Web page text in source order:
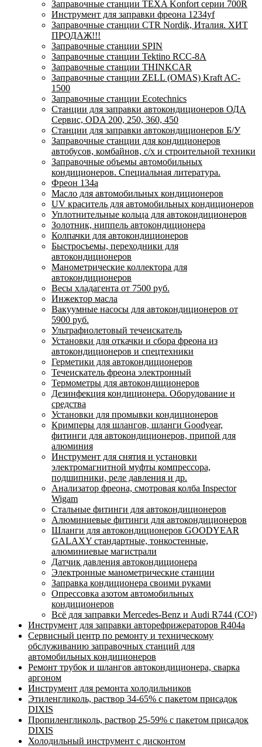
Заправочные станции TEXA Konfort серии 700R
Инструмент для заправки фреона 1234yf
Заправочные станции CTR Nordik, Италия. ХИТ
ПРОДАЖ!!!
Заправочные станции SPIN
Заправочные станции Tektino RCC-8A
Заправочные станции THINKCAR
Заправочные станции ZELL (OMAS) Kraft AC-
1500
Заправочные станции Ecotechnics
Станции для заправки автокондиционеров ОДА
Сервис, ODA 200, 250, 360, 450
Станции для заправки автокондиционеров Б/У
Заправочные станции для кондиционеров
автобусов, комбайнов, с/х и строительной техники
Заправочные объемы автомобильных
кондиционеров. Специальная литература.
Фреон 134a
Масло для автомобильных кондиционеров
UV краситель для автомобильных кондиционеров
Уплотнительные кольца для автокондиционеров
Золотник, ниппель автокондиционера
Колпачки для автокондиционеров
Быстросъемы, переходники для
автокондиционеров
Манометрические коллектора для
автокондиционеров
Весы хладагента от 7500 руб.
Инжектор масла
Вакуумные насосы для автокондиционеров от
5900 руб.
Ультрафиолетовый течеискатель
Установки для откачки и сбора фреона из
автокондиционеров и спецтехники
Герметики для автокондиционеров
Течеискатель фреона электронный
Термометры для автокондиционеров
Дезинфекция кондиционера. Оборудование и
средства
Установки для промывки кондиционеров
Кримперы для шлангов, шланги Goodyear,
фитинги для автокондиционеров, припой для
алюминия
Инструмент для снятия и установки
электромагнитной муфты компрессора,
подшипники, реле давления и др.
Анализатор фреона, смотровая колба Inspector
Wigam
Стальные фитинги для автокондиционеров
Алюминиевые фитинги для автокондиционеров
Шланги для автокондиционеров GOODYEAR
GALAXY стандартные, тонкостенные,
алюминиевые магистрали
Датчик давления автокондиционера
Электронные манометрические станции
Заправка кондиционера своими руками
Опрессовка азотом автомобильных
кондиционеров
Всё для заправки Mercedes-Benz и Audi R744 (CO²)
Инструмент для заправки авторефрижераторов R404a
Сервисный центр по ремонту и техническому
обслуживанию заправочных станций для
автомобильных кондиционеров
Ремонт трубок и шлангов автокондиционера, сварка
аргоном
Инструмент для ремонта холодильников
Этиленгликоль, раствор 34-65% с пакетом присадок
DIXIS
Пропиленгликоль, раствор 25-59% с пакетом присадок
DIXIS
Холодильный инструмент с дисконтом